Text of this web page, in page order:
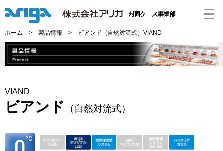
ホーム > 製品情報 > ビアンド（自然対流式）VIAND
VIAND
ビアンド （自然対流式）